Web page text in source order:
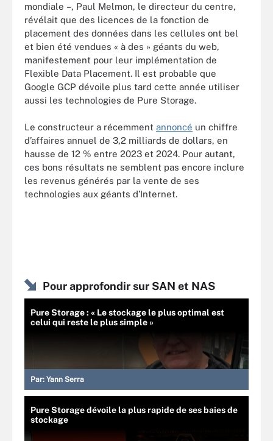
mondiale –, Paul Melmon, le directeur du centre,
révélait que des licences de la fonction de
placement des données dans les cellules ont bel
et bien été vendues « à des » géants du web,
manifestement pour leur implémentation de
Flexible Data Placement. Il est probable que
Google GCP dévoile plus tard cette année utiliser
aussi les technologies de Pure Storage.
Le constructeur a récemment annoncé un chiffre
d’affaires annuel de 3,2 milliards de dollars, en
hausse de 12 % entre 2023 et 2024. Pour autant,
ces bons résultats ne semblent pas encore inclure
les revenus générés par la vente de ses
technologies aux géants d’Internet.
Pour approfondir sur SAN et NAS
Pure Storage : « Le stockage le plus optimal est
celui qui reste le plus simple »
Par: Yann Serra
Pure Storage dévoile la plus rapide de ses baies de
stockage